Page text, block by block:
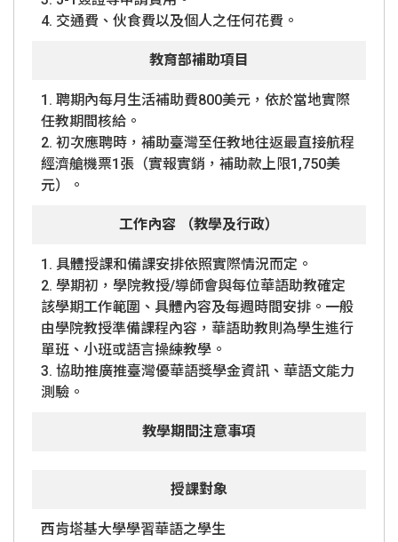
4. 交通費、伙食費以及個人之任何花費。
教育部補助項目
1. 聘期內每月生活補助費800美元，依於當地實際
任教期間核給。
2. 初次應聘時，補助臺灣至任教地往返最直接航程
經濟艙機票1張（實報實銷，補助款上限1,750美
元）。
工作內容 （教學及行政）
1. 具體授課和備課安排依照實際情況而定。
2. 學期初，學院教授/導師會與每位華語助教確定
該學期工作範圍、具體內容及每週時間安排。一般
由學院教授準備課程內容，華語助教則為學生進行
單班、小班或語言操練教學。
3. 協助推廣推臺灣優華語獎學金資訊、華語文能力
測驗。
教學期間注意事項
授課對象
西肯塔基大學學習華語之學生